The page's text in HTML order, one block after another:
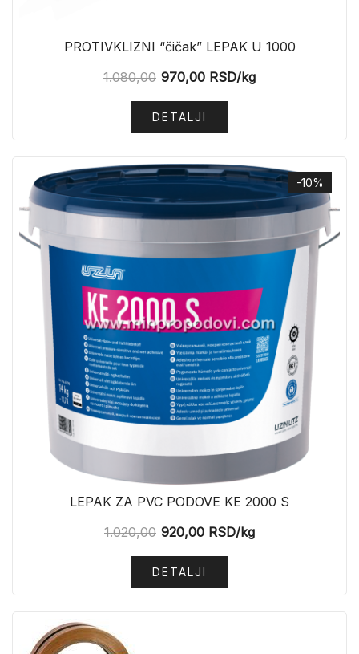
PROTIVKLIZNI “čičak” LEPAK U 1000
1.080,00 970,00 RSD/kg
DETALJI
-10%
LEPAK ZA PVC PODOVE KE 2000 S
1.020,00 920,00 RSD/kg
DETALJI